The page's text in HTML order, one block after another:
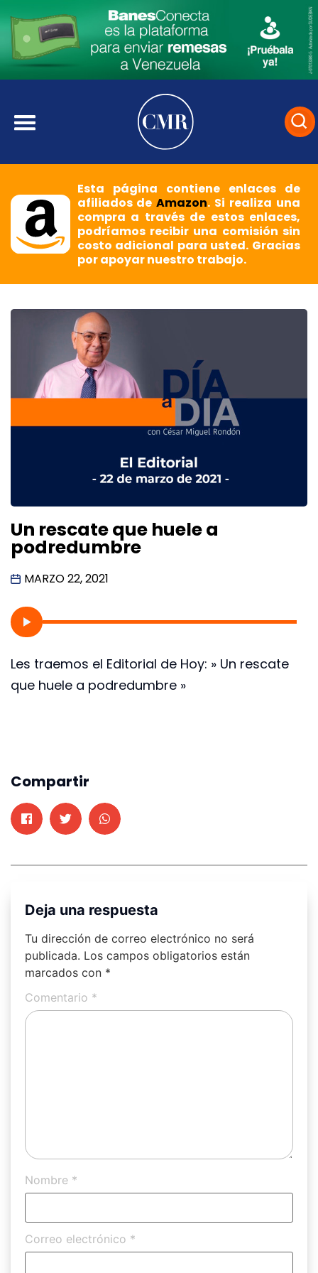
Esta página contiene enlaces de
afiliados deAmazon. Si realiza una
compra a través de estos enlaces,
podríamos recibir una comisión sin
costo adicional para usted. Gracias
por apoyar nuestro trabajo.
Un rescate que huele a
podredumbre
MARZO 22, 2021
Les traemos el Editorial de Hoy: » Un rescate
que huele a podredumbre »
Compartir
Deja una respuesta
Tu dirección de correo electrónico no será
publicada. Los campos obligatorios están
marcados con *
Comentario *
Nombre *
Correo electrónico *